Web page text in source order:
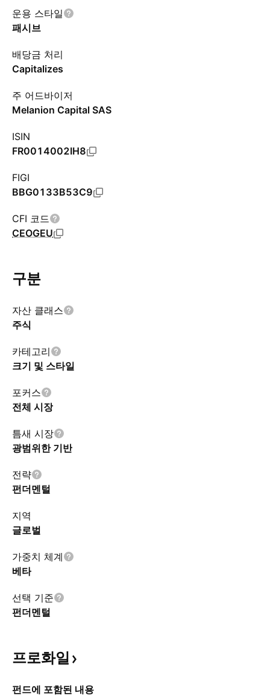
운용 스타일
패시브
배당금 처리
Capitalizes
주 어드바이저
Melanion Capital SAS
ISIN
FR0014002IH8
FIGI
BBG0133B53C9
CFI 코드
CEOGEU
구분
자산 클래스
주식
카테고리
크기 및 스타일
포커스
전체 시장
틈새 시장
광범위한 기반
전략
펀더멘털
지역
글로벌
가중치 체계
베타
선택 기준
펀더멘털
프로화일
펀드에 포함된 내용